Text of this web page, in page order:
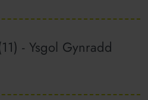
- Ysgol Gynradd